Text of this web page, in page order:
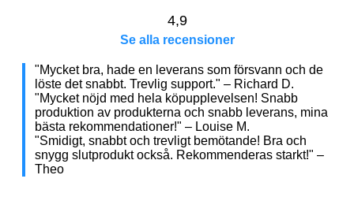
4,9
Se alla recensioner
"Mycket bra, hade en leverans som försvann och de
löste det snabbt. Trevlig support." – Richard D.
"Mycket nöjd med hela köpupplevelsen! Snabb
produktion av produkterna och snabb leverans, mina
bästa rekommendationer!" – Louise M.
"Smidigt, snabbt och trevligt bemötande! Bra och
snygg slutprodukt också. Rekommenderas starkt!" –
Theo